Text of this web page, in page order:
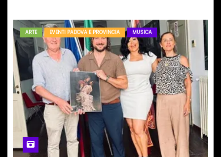
ARTE EVENTI PADOVA E PROVINCIA MUSICA